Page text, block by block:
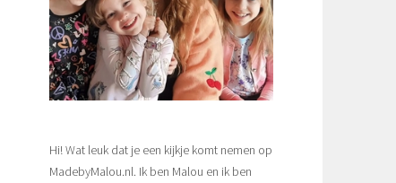
Hi! Wat leuk dat je een kijkje komt nemen op
MadebyMalou.nl. Ik ben Malou en ik ben